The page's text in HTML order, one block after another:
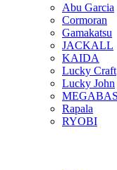
Abu Garcia
Cormoran
Gamakatsu
JACKALL
KAIDA
Lucky Craft
Lucky John
Rapala
RYOBI